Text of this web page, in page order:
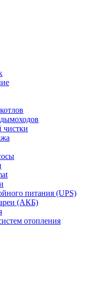
чистки
питания (UPS)
(АКБ)
отопления